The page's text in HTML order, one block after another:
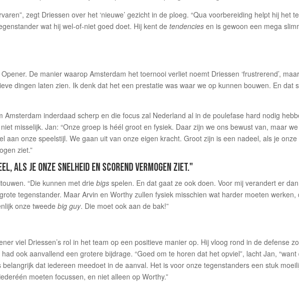
zegt Driessen over het ‘nieuwe’ gezicht in de ploeg. “Qua voorbereiding helpt hij het
wat hij wel-of-niet goed doet. Hij kent detendencies en is gewoon een mega
De manier waarop Amsterdam het toernooi verliet noemt Driessen ‘frustrerend’,
dingen laten zien. Ik denk dat het een prestatie was waar we op kunnen bouwen. En dat
Amsterdam inderdaad scherp en die focus zal Nederland al in de poulefase hard nodig
misselijk. Jan: “Onze groep is héél groot en fysiek. Daar zijn we ons bewust van, maar we
aan onze speelstijl. We gaan uit van onze eigen kracht. Groot zijn is een nadeel, als je onze
ziet.”
ALS JE ONZE SNELHEID EN SCOREND VERMOGEN ZIET."
“Die kunnen met driebigs spelen. En dat gaat ze ook doen. Voor mij verandert er dan
tegenstander. Maar Arvin en Worthy zullen fysiek misschien wat harder moeten werken,
onze tweedebig guy. Die moet ook aan de bak!”
viel Driessen’s rol in het team op een positieve manier op. Hij vloog rond in de defense
ook aanvallend een grotere bijdrage. “Goed om te horen dat het opviel”, lacht Jan, “want
dat iedereen meedoet in de aanval. Het is voor onze tegenstanders een stuk
moeten focussen, en niet alleen op Worthy.”